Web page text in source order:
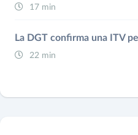
17 min
La DGT confirma una ITV
22 min